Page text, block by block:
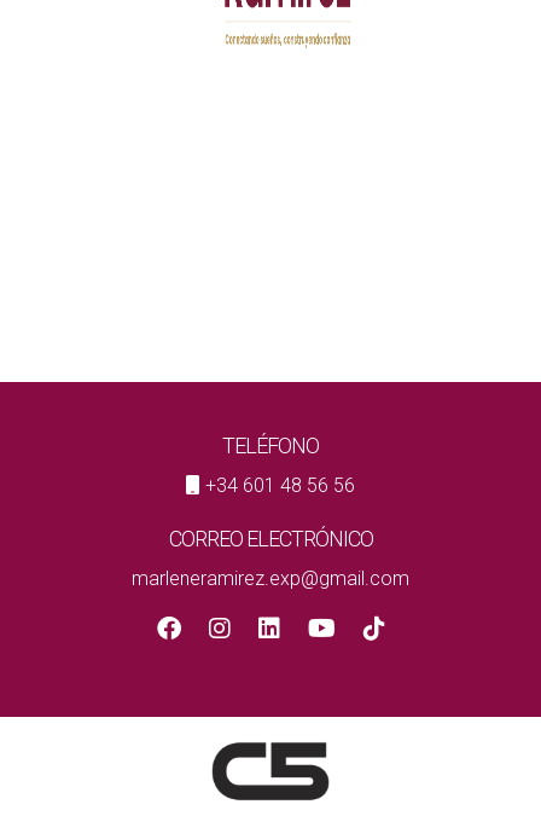
TELÉFONO
+34 601 48 56 56
CORREO ELECTRÓNICO
marleneramirez.exp@gmail.com